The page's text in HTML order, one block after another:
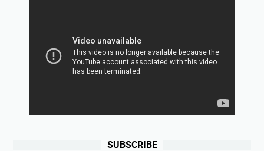
SUBSCRIBE